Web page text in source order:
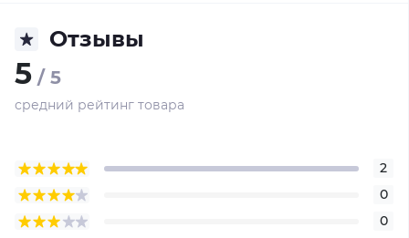
Отзывы
5 / 5
средний рейтинг товара
2
0
0